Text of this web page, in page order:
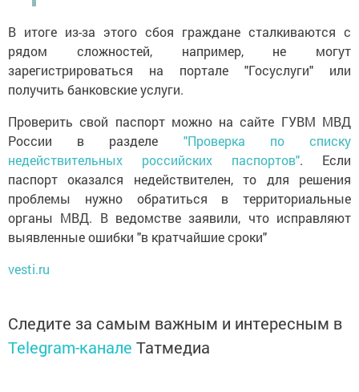
В итоге из-за этого сбоя граждане сталкиваются с
рядом сложностей, например, не могут
зарегистрироваться на портале "Госуслуги" или
получить банковские услуги.
Проверить свой паспорт можно на сайте ГУВМ МВД
России в разделе "Проверка по списку
недействительных российских паспортов". Если
паспорт оказался недействителен, то для решения
проблемы нужно обратиться в территориальные
органы МВД. В ведомстве заявили, что исправляют
выявленные ошибки "в кратчайшие сроки"
vesti.ru
Следите за самым важным и интересным в
Telegram-канале Татмедиа